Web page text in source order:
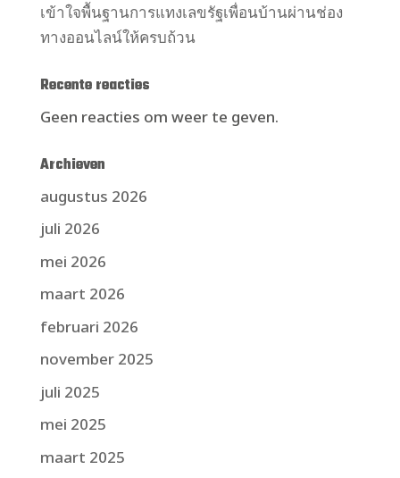
เข้าใจพื้นฐานการแทงเลขรัฐเพื่อนบ้านผ่านช่อง
ทางออนไลน์ให้ครบถ้วน
Recente reacties
Geen reacties om weer te geven.
Archieven
augustus 2026
juli 2026
mei 2026
maart 2026
februari 2026
november 2025
juli 2025
mei 2025
maart 2025